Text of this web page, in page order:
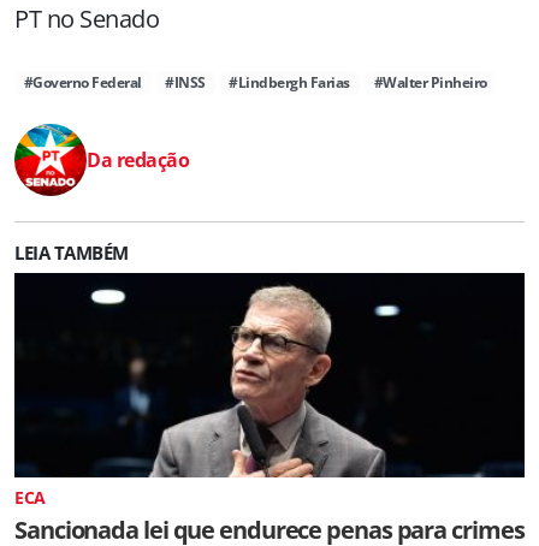
PT no Senado
#Governo Federal #INSS #Lindbergh Farias #Walter Pinheiro
Da redação
LEIA TAMBÉM
ECA
Sancionada lei que endurece penas para crimes